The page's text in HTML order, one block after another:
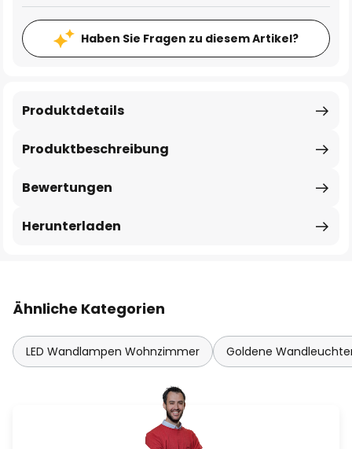
Haben Sie Fragen zu diesem Artikel?
Produktbeschreibung
Produktdetails
Bewertungen
Herunterladen
Ähnliche Kategorien
LED Wandlampen Wohnzimmer Goldene